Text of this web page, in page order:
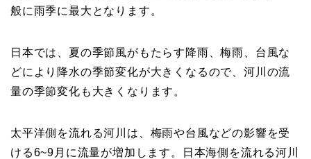
般に雨季に最大となります。
日本では、夏の季節風がもたらす降雨、梅雨、台風な
どにより降水の季節変化が大きくなるので、河川の流
量の季節変化も大きくなります。
太平洋側を流れる河川は、梅雨や台風などの影響を受
ける6~9月に流量が増加します。日本海側を流れる河川